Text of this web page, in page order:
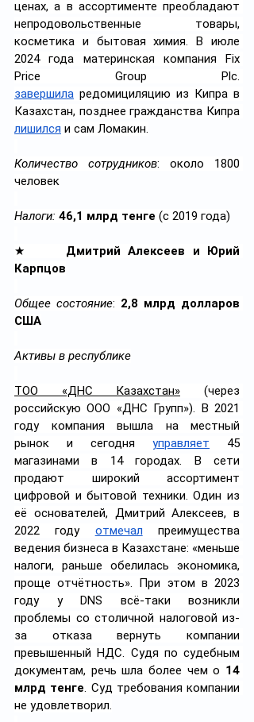
ценах, а в ассортименте преобладают
непродовольственные товары,
косметика и бытовая химия. В июле
2024 года материнская компания Fix
завершила редомициляцию из Кипра в
лишился и сам Ломакин.
Количество сотрудников: около 1800
человек
Налоги: 46,1 млрд тенге (с 2019 года)
★ Дмитрий Алексеев и Юрий
Карпцов
Общее состояние: 2,8 млрд долларов
США
Активы в республике
ТОО «ДНС Казахстан» (через
российскую ООО «ДНС Групп»). В 2021
году компания вышла на местный
рынок и сегодня управляет 45
магазинами в 14 городах. В сети
продают широкий ассортимент
цифровой и бытовой техники. Один из
её основателей, Дмитрий Алексеев, в
2022 году отмечал преимущества
ведения бизнеса в Казахстане: «меньше
налоги, раньше обелилась экономика,
проще отчётность». При этом в 2023
году у DNS всё-таки возникли
проблемы со столичной налоговой из-
за отказа вернуть компании
превышенный НДС. Судя по судебным
документам, речь шла более чем о 14
млрд тенге. Суд требования компании
не удовлетворил.